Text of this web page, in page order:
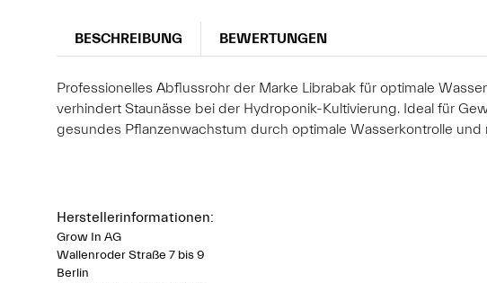
BESCHREIBUNG BEWERTUNGEN
Professionelles Abflussrohr der Marke Librabak für optimale
verhindert Staunässe bei der Hydroponik-Kultivierung. Ideal für
gesundes Pflanzenwachstum durch optimale Wasserkontrolle
Herstellerinformationen:
Grow In AG
Wallenroder Straße 7 bis 9
Berlin